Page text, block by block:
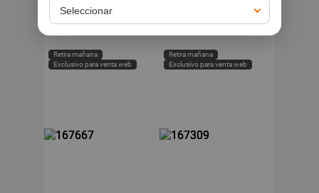
s/4.90
Retira mañana
Exclusivo para venta web
s/69.90
Retira mañana
Exclusivo para venta web